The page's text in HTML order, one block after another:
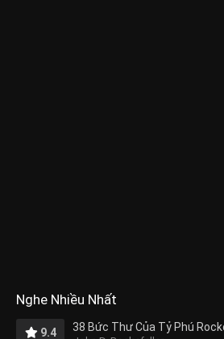
Nghe Nhiều Nhất
9.4 38 Bức Thư Của Tỷ Phú